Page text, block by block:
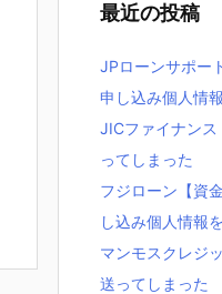
最近の投稿
JPローンサポー
申し込み個人情
JICファイナン
ってしまった
フジローン【資
し込み個人情報
マンモスクレジ
送ってしまった